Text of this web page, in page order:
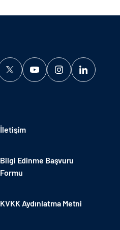
İletişim
Bilgi Edinme Başvuru
Formu
KVKK Aydınlatma Metni